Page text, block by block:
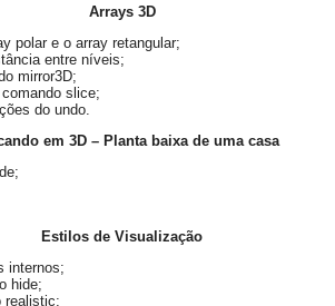
Arrays 3D
polar e o array retangular;
entre níveis;
mirror3D;
slice;
do undo.
em 3D – Planta baixa de uma casa
Estilos de Visualização
internos;
hide;
realistic;